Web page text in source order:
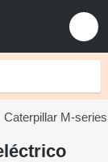
Caterpillar M-